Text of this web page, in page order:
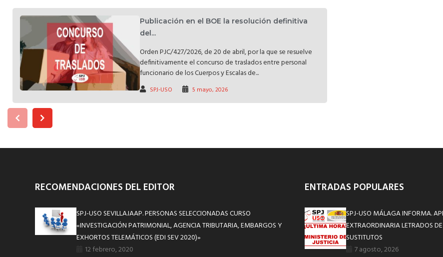
Publicación en el BOE la resolución definitiva
del...
Orden PJC/427/2026, de 20 de abril, por la que se resuelve
definitivamente el concurso de traslados entre personal
funcionario de los Cuerpos y Escalas de...
SPJ-USO 5 mayo, 2026
RECOMENDACIONES DEL EDITOR
SPJ-USO SEVILLA.IAAP. PERSONAS SELECCIONADAS CURSO
«INVESTIGACIÓN PATRIMONIAL, AGENCIA TRIBUTARIA, EMBARGOS Y
EXHORTOS TELEMÁTICOS (EDI SEV 2020)»
12 febrero, 2020
ENTRADAS POPULARES
SPJ-USO MÁLAGA INFORMA.
EXTRAORDINARIA LETRADOS
SUSTITUTOS
7 agosto, 2026